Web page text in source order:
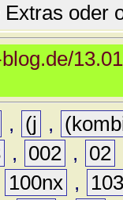
Extras oder
, (j ,
, 002 , 02
100nx ,